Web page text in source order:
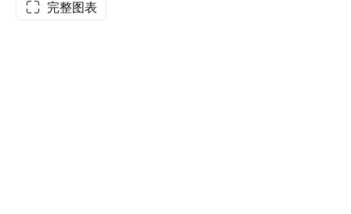
完整图表